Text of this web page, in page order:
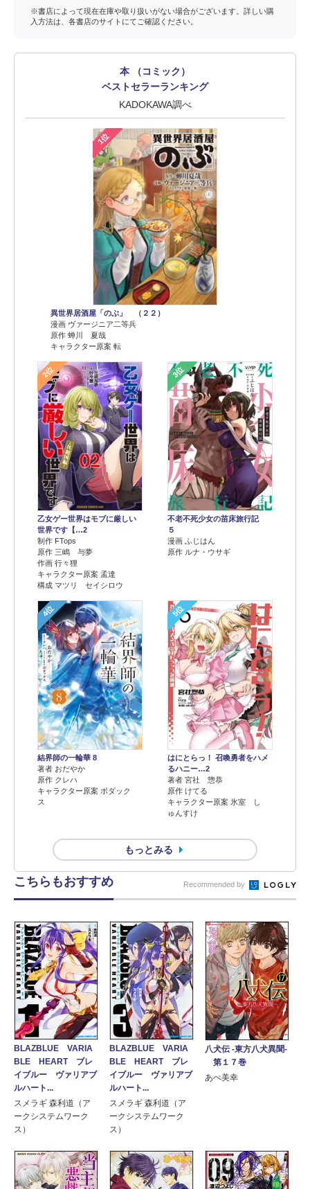
※書店によって現在在庫や取り扱いがない場合がございます。詳しい購
入方法は、各書店のサイトにてご確認ください。
本 （コミック）
ベストセラーランキング
KADOKAWA調べ
1位
異世界居酒屋「のぶ」 （２２）
漫画 ヴァージニア二等兵
原作 蝉川 夏哉
キャラクター原案 転
2位
乙女ゲー世界はモブに厳しい
世界です【…2
制作 FTops
原作 三嶋 与夢
作画 行々狸
キャラクター原案 孟達
構成 マツリ セイシロウ
3位
不老不死少女の苗床旅行記
５
漫画 ふじはん
原作 ルナ・ウサギ
4位
結界師の一輪華 8
著者 おだやか
原作 クレハ
キャラクター原案 ボダック
ス
5位
はにとらっ！ 召喚勇者をハメ
るハニー…2
著者 宮社 惣恭
原作 けてる
キャラクター原案 氷室 し
ゅんすけ
もっとみる
こちらもおすすめ Recommended by
BLAZBLUE VARIA
BLE HEART ブレ
イブルー ヴァリアブ
ルハート...
スメラギ 森利道（ア
ークシステムワーク
ス）
BLAZBLUE VARIA
BLE HEART ブレ
イブルー ヴァリアブ
ルハート...
スメラギ 森利道（ア
ークシステムワーク
ス）
八犬伝 ‐東方八犬異聞‐
第１７巻
あべ美幸